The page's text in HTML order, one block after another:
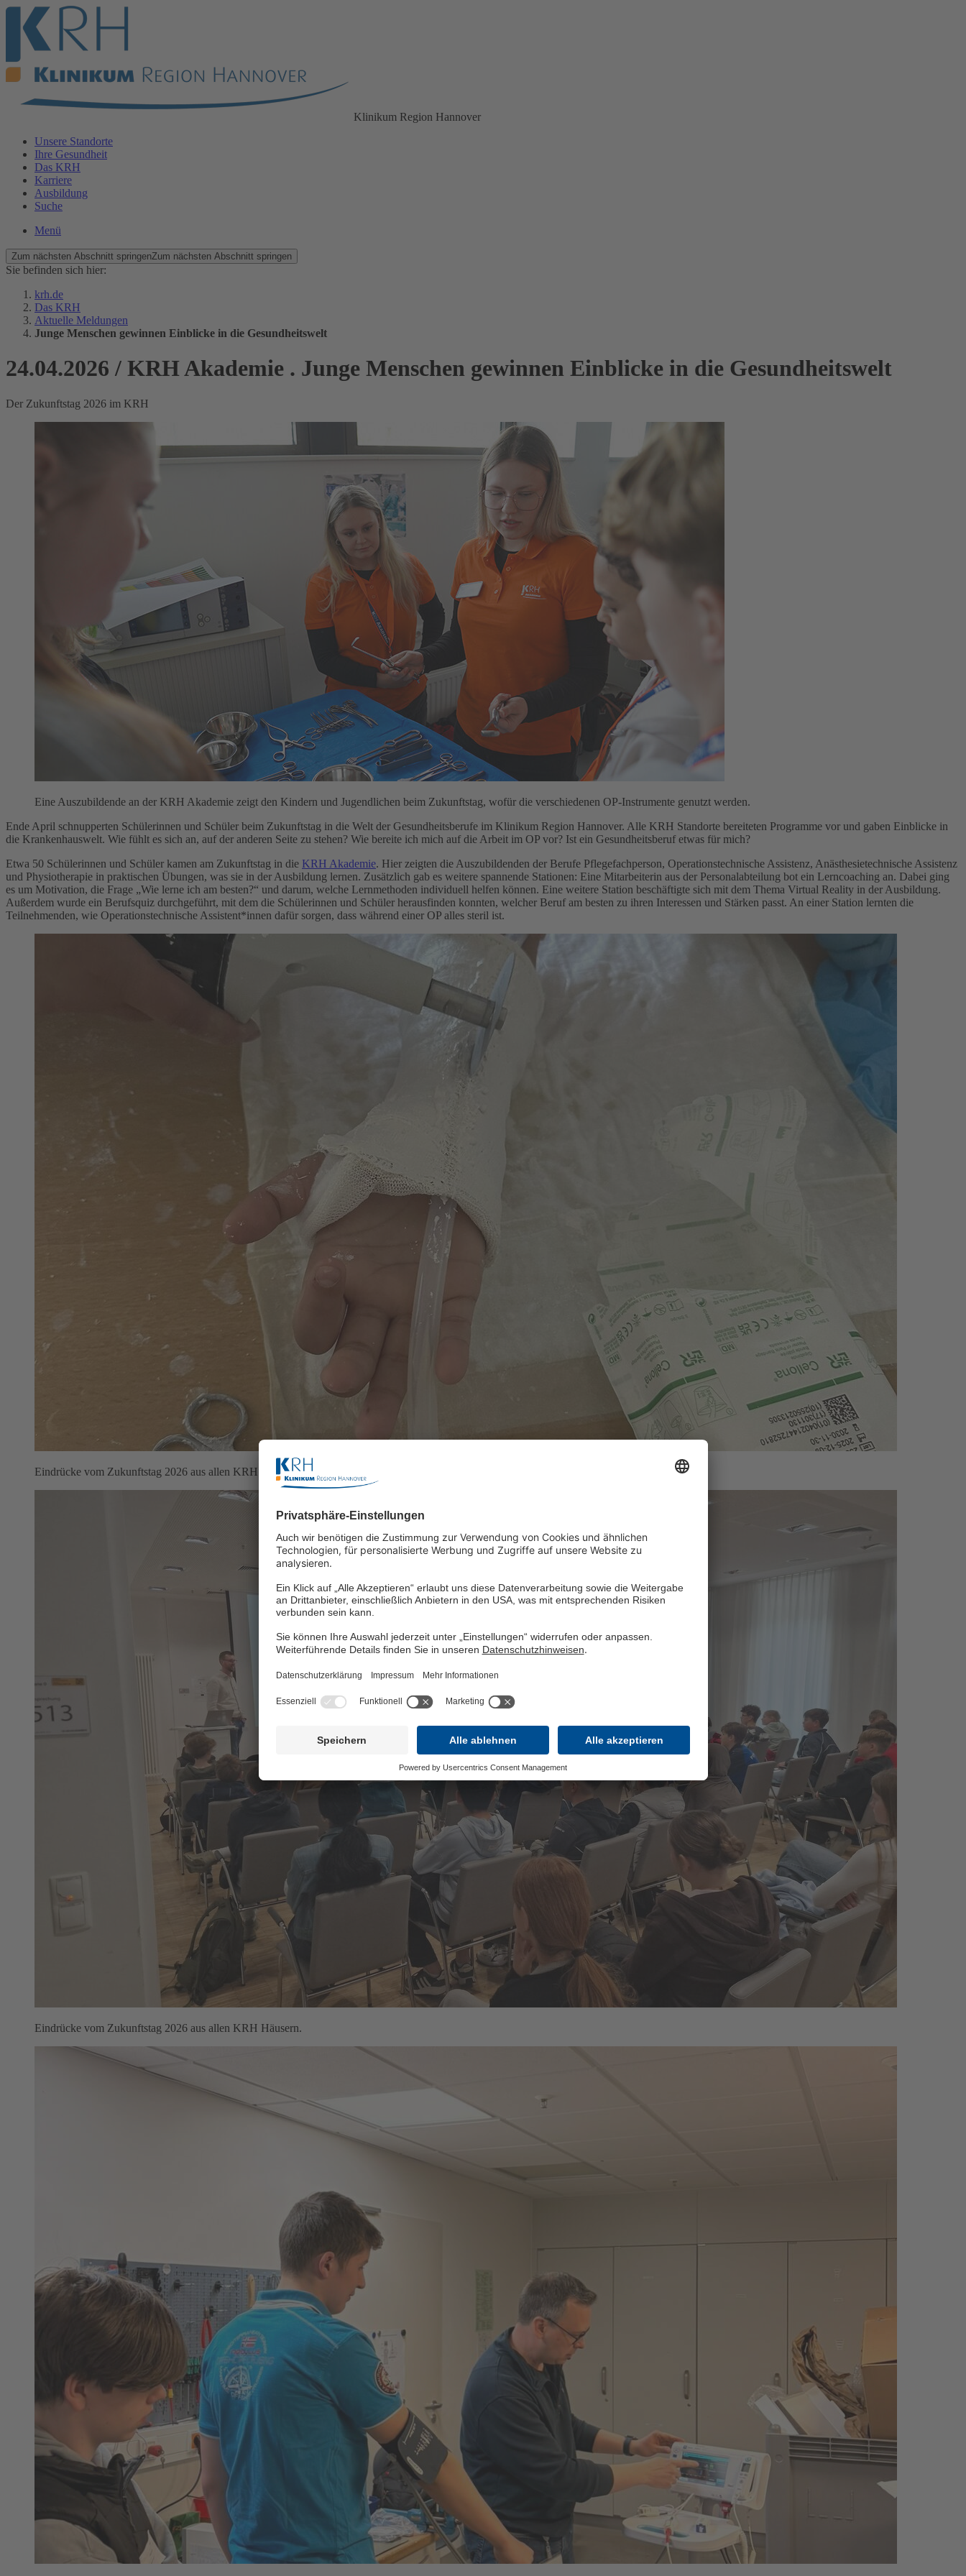
Klinikum Region Hannover
Unsere Standorte
Ihre Gesundheit
Das KRH
Karriere
Ausbildung
Suche
Menü
Zum nächsten Abschnitt springenZum nächsten Abschnitt springen
Sie befinden sich hier:
krh.de
Das KRH
Aktuelle Meldungen
Junge Menschen gewinnen Einblicke in die Gesundheitswelt
24.04.2026 / KRH Akademie . Junge Menschen gewinnen Einblicke in die Gesundheitswelt
Der Zukunftstag 2026 im KRH
Eine Auszubildende an der KRH Akademie zeigt den Kindern und Jugendlichen beim Zukunftstag, wofür die verschiedenen OP-Instrumente genutzt werden.
Ende April schnupperten Schülerinnen und Schüler beim Zukunftstag in die Welt der Gesundheitsberufe im Klinikum Region Hannover. Alle KRH Standorte bereiteten Programme vor und gaben Einblicke in
die Krankenhauswelt. Wie fühlt es sich an, auf der anderen Seite zu stehen? Wie bereite ich mich auf die Arbeit im OP vor? Ist ein Gesundheitsberuf etwas für mich?
Etwa 50 Schülerinnen und Schüler kamen am Zukunftstag in die KRH Akademie. Hier zeigten die Auszubildenden der Berufe Pflegefachperson, Operationstechnische Assistenz, Anästhesietechnische Assistenz
und Physiotherapie in praktischen Übungen, was sie in der Ausbildung lernen. Zusätzlich gab es weitere spannende Stationen: Eine Mitarbeiterin aus der Personalabteilung bot ein Lerncoaching an. Dabei ging
es um Motivation, die Frage „Wie lerne ich am besten?“ und darum, welche Lernmethoden individuell helfen können. Eine weitere Station beschäftigte sich mit dem Thema Virtual Reality in der Ausbildung.
Außerdem wurde ein Berufsquiz durchgeführt, mit dem die Schülerinnen und Schüler herausfinden konnten, welcher Beruf am besten zu ihren Interessen und Stärken passt. An einer Station lernten die
Teilnehmenden, wie Operationstechnische Assistent*innen dafür sorgen, dass während einer OP alles steril ist.
Eindrücke vom Zukunftstag 2026 aus allen KRH Häusern.
Eindrücke vom Zukunftstag 2026 aus allen KRH Häusern.